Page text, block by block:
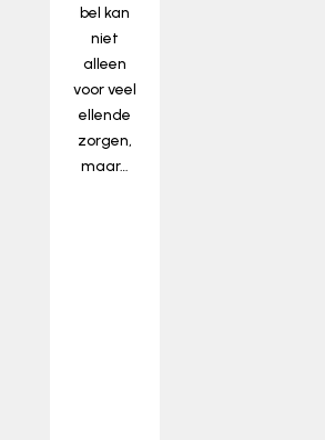
bel kan
niet
alleen
voor veel
ellende
zorgen,
maar…